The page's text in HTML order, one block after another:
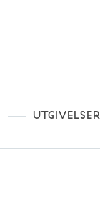
UTGIVELSER